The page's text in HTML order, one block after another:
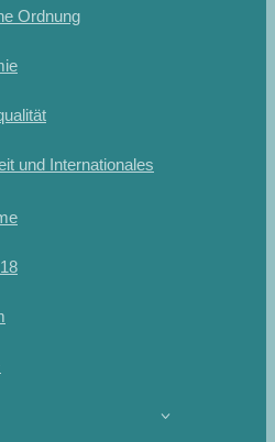
Ordnung
und Internationales